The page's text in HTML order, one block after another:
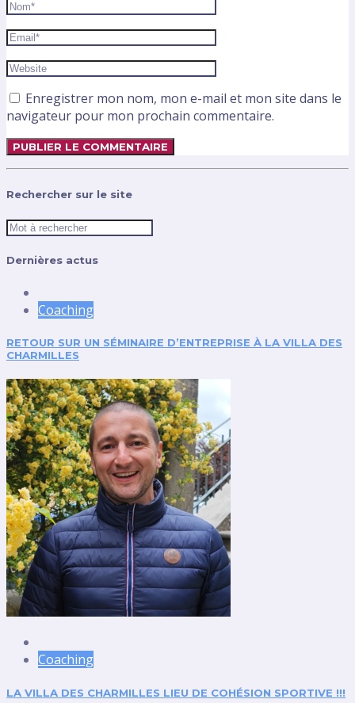
Enregistrer mon nom, mon e-mail et mon site dans le
navigateur pour mon prochain commentaire.
Rechercher sur le site
Dernières actus
Coaching
RETOUR SUR UN SÉMINAIRE D’ENTREPRISE À LA VILLA DES
CHARMILLES
Coaching
LA VILLA DES CHARMILLES LIEU DE COHÉSION SPORTIVE !!!